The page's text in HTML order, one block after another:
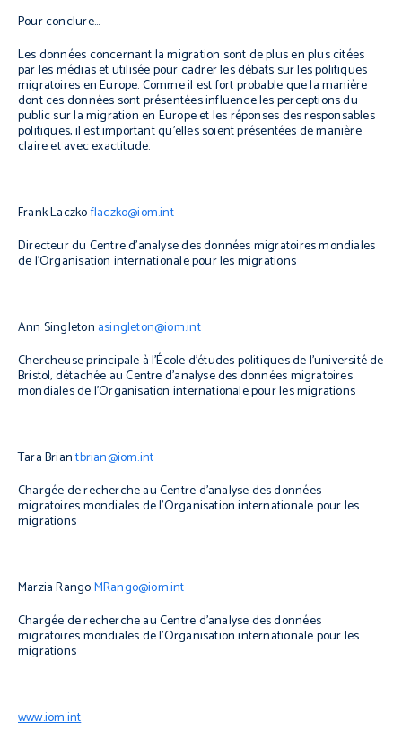
Pour conclure…
Les données concernant la migration sont de plus en plus citées
par les médias et utilisée pour cadrer les débats sur les politiques
migratoires en Europe. Comme il est fort probable que la manière
dont ces données sont présentées influence les perceptions du
public sur la migration en Europe et les réponses des responsables
politiques, il est important qu’elles soient présentées de manière
claire et avec exactitude.
Frank Laczkoflaczko@iom.int
Directeur du Centre d’analyse des données migratoires mondiales
de l’Organisation internationale pour les migrations
Ann Singleton asingleton@iom.int
Chercheuse principale à l’École d’études politiques de l’université de
Bristol, détachée au Centre d’analyse des données migratoires
mondiales de l’Organisation internationale pour les migrations
Tara Briantbrian@iom.int
Chargée de recherche au Centre d’analyse des données
migratoires mondiales de l’Organisation internationale pour les
migrations
Marzia RangoMRango@iom.int
Chargée de recherche au Centre d’analyse des données
migratoires mondiales de l’Organisation internationale pour les
migrations
www.iom.int